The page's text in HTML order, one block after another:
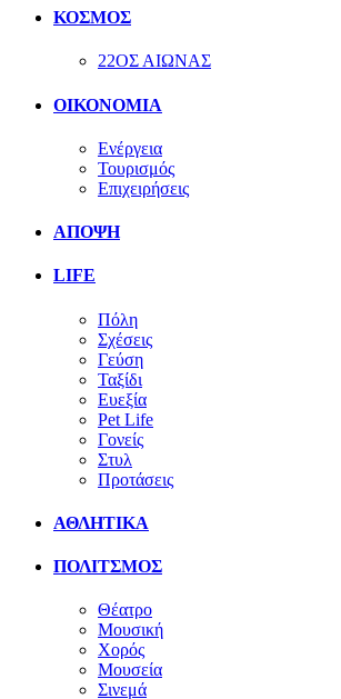
ΚΟΣΜΟΣ
22ΟΣ ΑΙΩΝΑΣ
ΟΙΚΟΝΟΜΙΑ
Ενέργεια
Τουρισμός
Επιχειρήσεις
ΑΠΟΨΗ
LIFE
Πόλη
Σχέσεις
Γεύση
Ταξίδι
Ευεξία
Pet Life
Γονείς
Στυλ
Προτάσεις
ΑΘΛΗΤΙΚΑ
ΠΟΛΙΤΣΜΟΣ
Θέατρο
Μουσική
Χορός
Μουσεία
Σινεμά